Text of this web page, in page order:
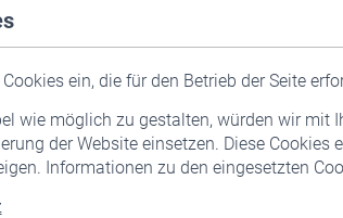
ein, die für den Betrieb der Seite
wie möglich zu gestalten, würden wir mit
der Website einsetzen. Diese Cookies
Informationen zu den eingesetzten